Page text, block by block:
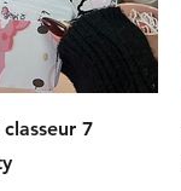
rapide 7